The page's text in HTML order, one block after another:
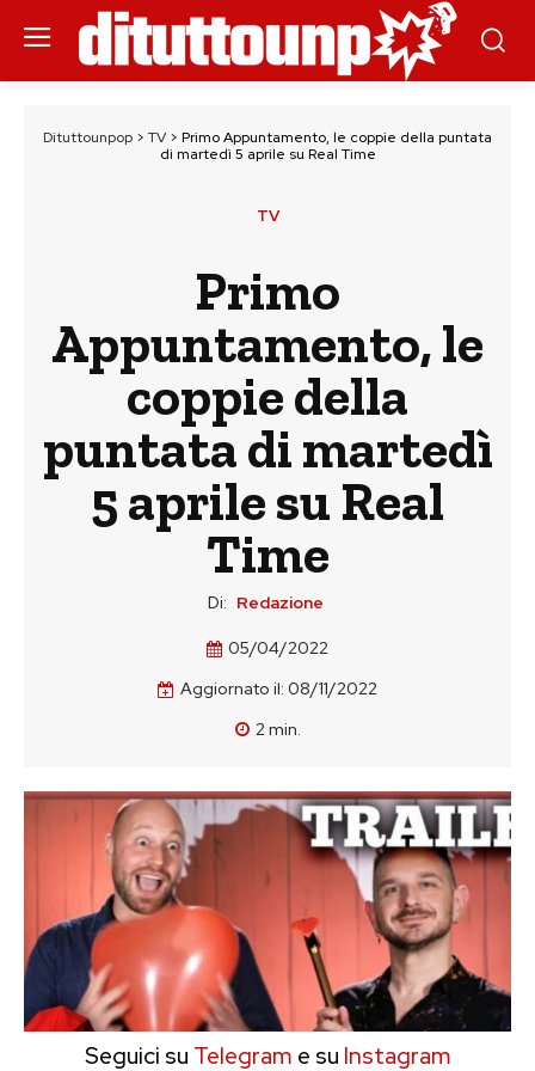
Dituttounpop > TV > Primo Appuntamento, le coppie della puntata
di martedì 5 aprile su Real Time
TV
Primo
Appuntamento, le
coppie della
puntata di martedì
5 aprile su Real
Time
Di: Redazione
05/04/2022
Aggiornato il: 08/11/2022
2min.
Seguici su Telegram e su Instagram